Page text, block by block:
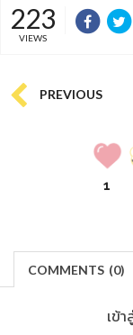
223
VIEWS
PREVIOUS
1
COMMENTS (0)
เข้